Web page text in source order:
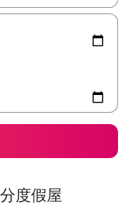
度假屋